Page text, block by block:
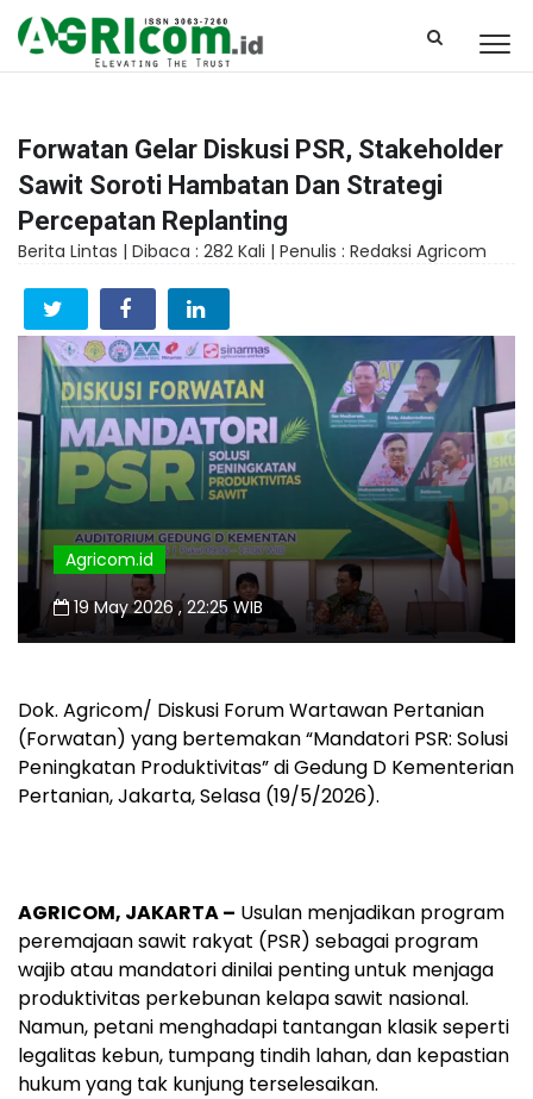
Forwatan Gelar Diskusi PSR, Stakeholder
Sawit Soroti Hambatan Dan Strategi
Percepatan Replanting
Berita Lintas | Dibaca : 282 Kali | Penulis : Redaksi Agricom
Agricom.id
19 May 2026 , 22:25 WIB
Dok. Agricom/ Diskusi Forum Wartawan Pertanian
(Forwatan) yang bertemakan “Mandatori PSR: Solusi
Peningkatan Produktivitas” di Gedung D Kementerian
Pertanian, Jakarta, Selasa (19/5/2026).
AGRICOM, JAKARTA – Usulan menjadikan program
peremajaan sawit rakyat (PSR) sebagai program
wajib atau mandatori dinilai penting untuk menjaga
produktivitas perkebunan kelapa sawit nasional.
Namun, petani menghadapi tantangan klasik seperti
legalitas kebun, tumpang tindih lahan, dan kepastian
hukum yang tak kunjung terselesaikan.